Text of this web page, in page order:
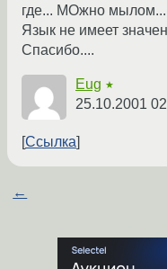
где... МОжно мылом...
Язык не имеет
Спасибо....
Eug ★
25.10.2001
Ссылка
←